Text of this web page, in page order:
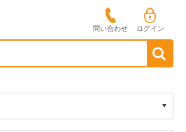
問い合わせ ログイン